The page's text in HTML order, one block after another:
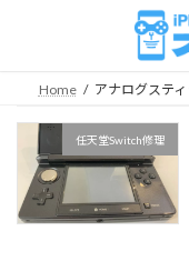
Home アナログステ
任天堂Switch修理